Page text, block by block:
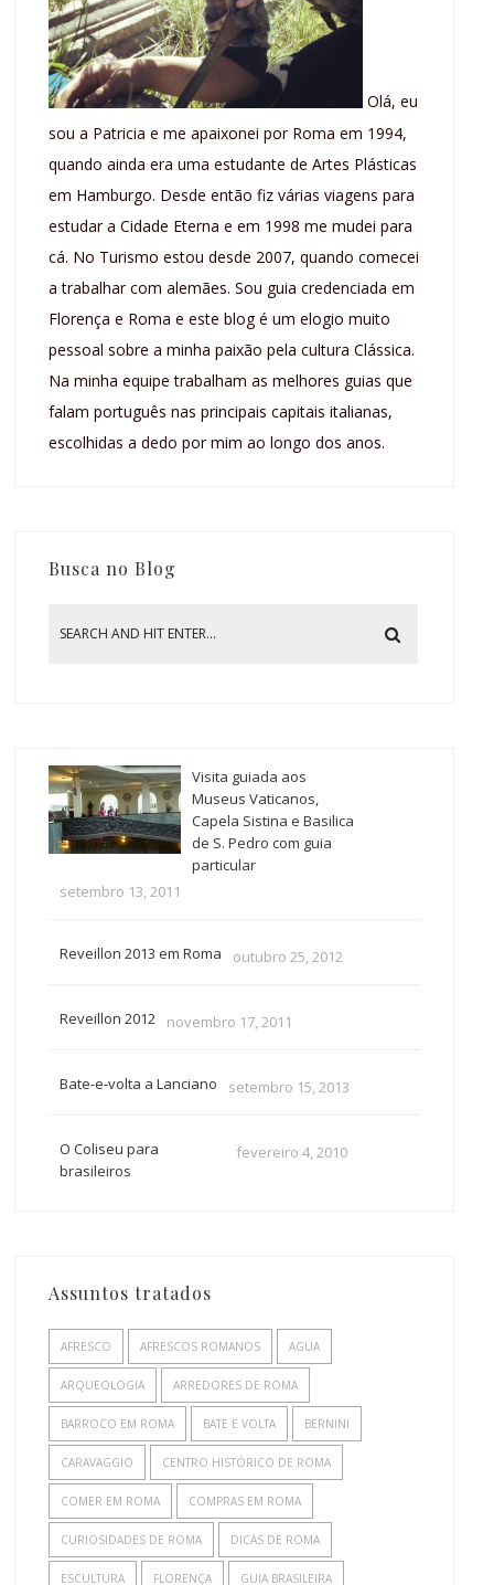
Olá, eu
sou a Patricia e me apaixonei por Roma em 1994,
quando ainda era uma estudante de Artes Plásticas
em Hamburgo. Desde então fiz várias viagens para
estudar a Cidade Eterna e em 1998 me mudei para
cá. No Turismo estou desde 2007, quando comecei
a trabalhar com alemães. Sou guia credenciada em
Florença e Roma e este blog é um elogio muito
pessoal sobre a minha paixão pela cultura Clássica.
Na minha equipe trabalham as melhores guias que
falam português nas principais capitais italianas,
escolhidas a dedo por mim ao longo dos anos.
Busca no Blog
Visita guiada aos
Museus Vaticanos,
Capela Sistina e Basilica
de S. Pedro com guia
particular
setembro 13, 2011
Reveillon 2013 em Roma outubro 25, 2012
Reveillon 2012 novembro 17, 2011
Bate-e-volta a Lanciano setembro 15, 2013
O Coliseu para
brasileiros
fevereiro 4, 2010
Assuntos tratados
AFRESCO AFRESCOS ROMANOS AGUA
ARQUEOLOGIA ARREDORES DE ROMA
BARROCO EM ROMA BATE E VOLTA BERNINI
CARAVAGGIO CENTRO HISTÓRICO DE ROMA
COMER EM ROMA COMPRAS EM ROMA
CURIOSIDADES DE ROMA DICAS DE ROMA
ESCULTURA FLORENÇA GUIA BRASILEIRA